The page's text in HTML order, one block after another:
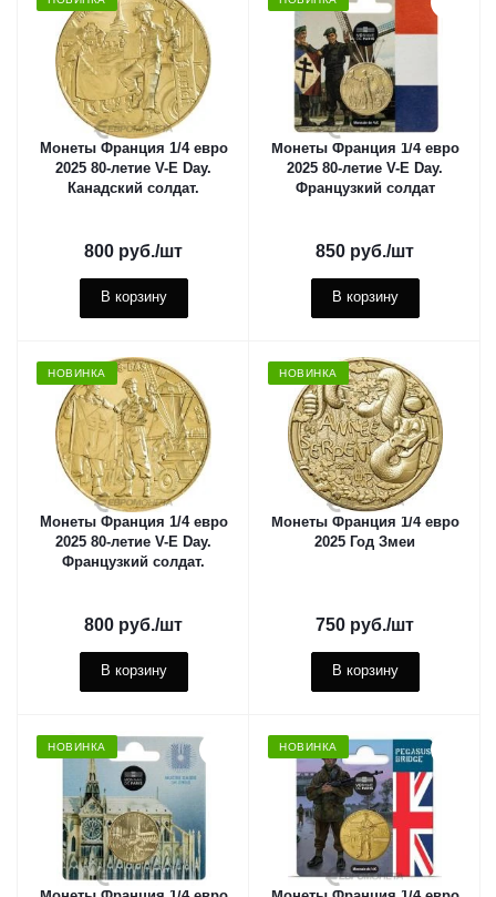
Монеты Франция 1/4 евро
2025 80-летие V-E Day.
Канадский солдат.
800 руб./шт
В корзину
Монеты Франция 1/4 евро
2025 80-летие V-E Day.
Французкий солдат
850 руб./шт
В корзину
НОВИНКА
Монеты Франция 1/4 евро
2025 80-летие V-E Day.
Французкий солдат.
800 руб./шт
В корзину
НОВИНКА
Монеты Франция 1/4 евро
2025 Год Змеи
750 руб./шт
В корзину
НОВИНКА НОВИНКА